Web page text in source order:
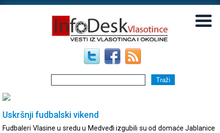
Uskršnji fudbalski vikend
Fudbaleri Vlasine u sredu u Medveđi izgubili su od domaće Jablanice